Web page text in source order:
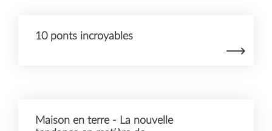
10 ponts incroyables
Maison en terre - La nouvelle